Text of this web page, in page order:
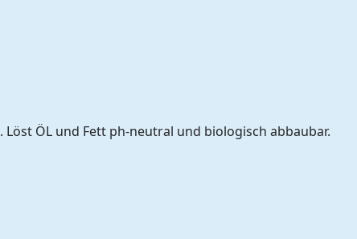
ÖL und Fett ph-neutral und biologisch abbaubar.